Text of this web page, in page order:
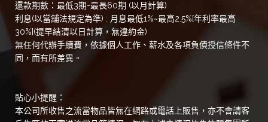
還款期數：最低3期-最長60期 (以月計算)
利息(以當舖法規定為準) : 月息最低1%~最高2.5%[年利率最高
30%](提早結清以日計算，無違約金)
無任何代辦手續費，依據個人工作、薪水及各項負債授信條件不
同，而有所差異。
貼心小提醒：
本公司所收售之流當物品皆無在網路或電話上販售，亦不會請客